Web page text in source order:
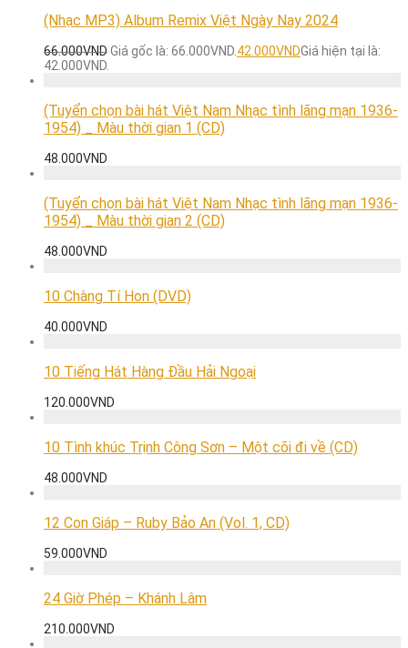
(Nhạc MP3) Album Remix Việt Ngày Nay 2024
66.000VNDGiá gốc là: 66.000VND. 42.000VNDGiá hiện tại là:
42.000VND.
(Tuyển chọn bài hát Việt Nam Nhạc tình lãng mạn 1936-
1954) _ Màu thời gian 1 (CD)
48.000VND
(Tuyển chọn bài hát Việt Nam Nhạc tình lãng mạn 1936-
1954) _ Màu thời gian 2 (CD)
48.000VND
10 Chàng Tí Hon (DVD)
40.000VND
10 Tiếng Hát Hàng Đầu Hải Ngoại
120.000VND
10 Tình khúc Trịnh Công Sơn – Một cõi đi về (CD)
48.000VND
12 Con Giáp – Ruby Bảo An (Vol. 1, CD)
59.000VND
24 Giờ Phép – Khánh Lâm
210.000VND